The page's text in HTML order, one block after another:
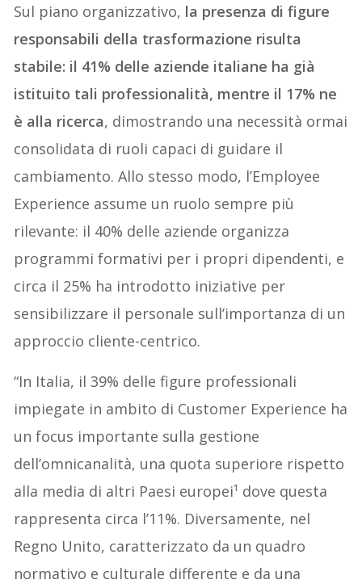
Sul piano organizzativo, la presenza di figure
responsabili della trasformazione risulta
stabile: il 41% delle aziende italiane ha già
istituito tali professionalità, mentre il 17% ne
è alla ricerca, dimostrando una necessità ormai
consolidata di ruoli capaci di guidare il
cambiamento. Allo stesso modo, l’Employee
Experience assume un ruolo sempre più
rilevante: il 40% delle aziende organizza
programmi formativi per i propri dipendenti, e
circa il 25% ha introdotto iniziative per
sensibilizzare il personale sull’importanza di un
approccio cliente-centrico.
“In Italia, il 39% delle figure professionali
impiegate in ambito di Customer Experience ha
un focus importante sulla gestione
dell’omnicanalità, una quota superiore rispetto
alla media di altri Paesi europei¹ dove questa
rappresenta circa l’11%. Diversamente, nel
Regno Unito, caratterizzato da un quadro
normativo e culturale differente e da una